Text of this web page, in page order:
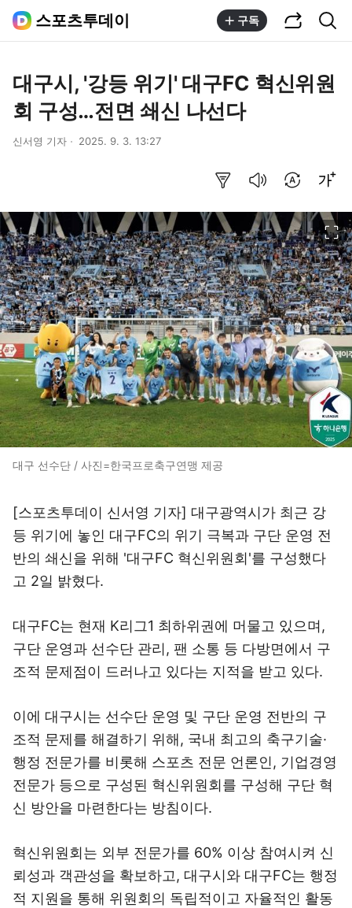
스포츠투데이 구독
대구시, '강등 위기' 대구FC 혁신위원
회 구성…전면 쇄신 나선다
신서영 기자 2025. 9. 3. 13:27
대구 선수단 / 사진=한국프로축구연맹 제공
[스포츠투데이 신서영 기자] 대구광역시가 최근 강
등 위기에 놓인 대구FC의 위기 극복과 구단 운영 전
반의 쇄신을 위해 '대구FC 혁신위원회'를 구성했다
고 2일 밝혔다.
대구FC는 현재 K리그1 최하위권에 머물고 있으며,
구단 운영과 선수단 관리, 팬 소통 등 다방면에서 구
조적 문제점이 드러나고 있다는 지적을 받고 있다.
이에 대구시는 선수단 운영 및 구단 운영 전반의 구
조적 문제를 해결하기 위해, 국내 최고의 축구기술·
행정 전문가를 비롯해 스포츠 전문 언론인, 기업경영
전문가 등으로 구성된 혁신위원회를 구성해 구단 혁
신 방안을 마련한다는 방침이다.
혁신위원회는 외부 전문가를 60% 이상 참여시켜 신
뢰성과 객관성을 확보하고, 대구시와 대구FC는 행정
적 지원을 통해 위원회의 독립적이고 자율적인 활동